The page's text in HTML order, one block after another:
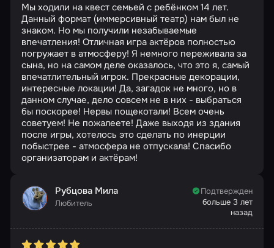
Мы ходили на квест семьей с ребёнком 14 лет.
Данный формат (иммерсивный театр) нам был не
знаком. Но мы получили незабываемые
впечатления! Отличная игра актёров полностью
погружает в атмосферу! Я немного переживала за
сына, но на самом деле оказалось, что это я, самый
впечатлительный игрок. Прекрасные декорации,
интересные локации! Да, загадок не много, но в
данном случае, дело совсем не в них - выбраться
бы поскорее! Нервы пощекотали! Всем очень
советуем! Не пожалеете! Даже выходя из здания
после игры, хотелось это сделать по инерции
побыстрее - атмосфера не отпускала! Спасибо
организаторам и актёрам!
Рубцова Мила
Любитель
Подтвержден
больше 3 лет
назад